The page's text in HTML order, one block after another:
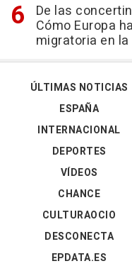
De las
Cómo Europa
migratoria en
ÚLTIMAS NOTICIAS
ESPAÑA
INTERNACIONAL
DEPORTES
VÍDEOS
CHANCE
CULTURAOCIO
DESCONECTA
EPDATA.ES